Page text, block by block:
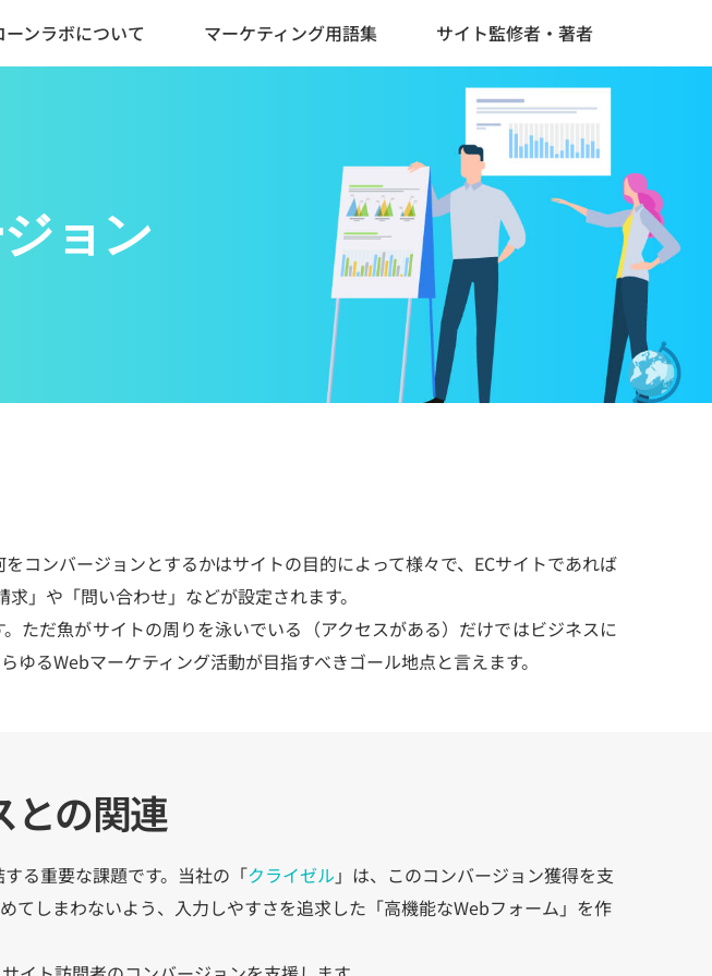
ーンラボについて マーケティング用語集 サイト監修者・著者
ョン
コンバージョンとするかはサイトの目的によって様々で、ECサイトであれば
」や「問い合わせ」などが設定されます。
ただ魚がサイトの周りを泳いでいる（アクセスがある）だけではビジネスに
るWebマーケティング活動が目指すべきゴール地点と言えます。
との関連
る重要な課題です。当社の「クライゼル 」は、このコンバージョン獲得を支
てしまわないよう、入力しやすさを追求した「高機能なWebフォーム」を作